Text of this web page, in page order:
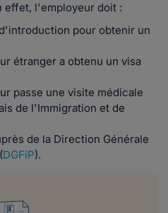
effet, l'employeur doit :
pour obtenir un
étranger a obtenu un visa
passe une visite médicale
de l'Immigration et de
de la Direction Générale
DGFiP).